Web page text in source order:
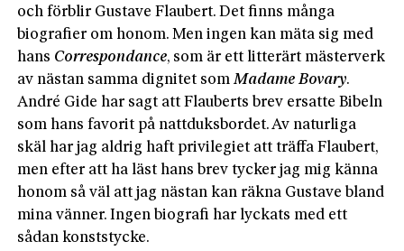
och förblir Gustave Flaubert. Det finns många
biografier om honom. Men ingen kan mäta sig med
hans Correspondance, som är ett litterärt mästerverk
av nästan samma dignitet somMadame Bovary.
André Gide har sagt att Flauberts brev ersatte Bibeln
som hans favorit på nattduksbordet. Av naturliga
skäl har jag aldrig haft privilegiet att träffa Flaubert,
men efter att ha läst hans brev tycker jag mig känna
honom så väl att jag nästan kan räkna Gustave bland
mina vänner. Ingen biografi har lyckats med ett
sådan konststycke.